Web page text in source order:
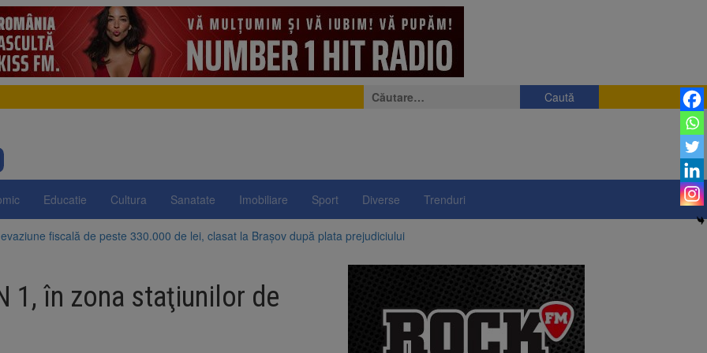
Caută
după:
Educatie Cultura Sanatate Imobiliare Sport Diverse Trenduri
fiscală de peste 330.000 de lei, clasat la Brașov după plata prejudiciului
Brașov amenință cu sistarea plăților către Brai-Cata și Comprest. Motivul: platforme de gunoi
de lângă Piața Star din Brașov au fost demolate
Belvedere de pe Tâmpa intră în renovare. Contract de peste 1 milion de lei și termen de trei
1, în zona staţiunilor de